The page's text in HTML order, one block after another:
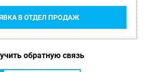
В ОТДЕЛ ПРОДАЖ
обратную связь